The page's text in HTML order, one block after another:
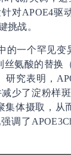
对APOE4驱
挑战。
的一个罕见变
丝氨酸的替换
研究表明，
少了淀粉样
集体摄取，从
调了